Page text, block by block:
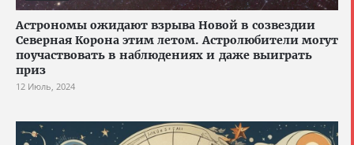
Астрономы ожидают взрыва Новой в созвездии
Северная Корона этим летом. Астролюбители могут
поучаствовать в наблюдениях и даже выиграть
приз
12 Июль, 2024